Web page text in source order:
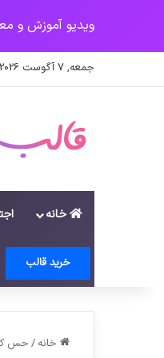
ویدیو آموزش و
جمعه, 7 آگوست 2026
خانه
خرید قالب
خانه /حس